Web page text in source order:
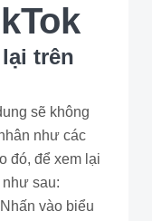
trên
sẽ không
như các
đó, để xem lại
sau:
vào biểu